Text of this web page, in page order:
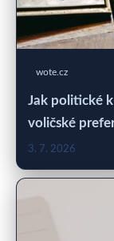
wote.cz
Jak politické
voličské
3. 7. 2026